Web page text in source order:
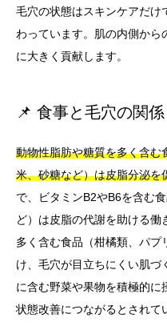
毛穴の状態はスキンケアだけ
わっています。肌の内側から
に大きく貢献します。
📌 食事と毛穴の関係
動物性脂肪や糖質を多く含む
米、砂糖など）は皮脂分泌を
で、ビタミンB2やB6を含む
ど）は皮脂の代謝を助ける
多く含む食品（柑橘類、パプ
け、毛穴が目立ちにくい肌づ
に含む野菜や果物を積極的
状態改善につながるとされて